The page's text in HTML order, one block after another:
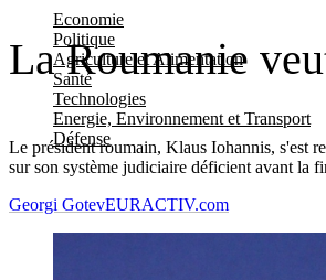
Economie
Politique
Agriculture et Alimentation
Santé
Technologies
Energie, Environnement et Transport
Défense
La Roumanie
Le président roumain, Klaus Iohannis, s'est
sur son système judiciaire déficient avant la
Georgi GotevEURACTIV.com